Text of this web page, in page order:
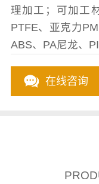
理加工；可加工
PTFE、亚克力
ABS、PA尼龙、PI
在线咨询